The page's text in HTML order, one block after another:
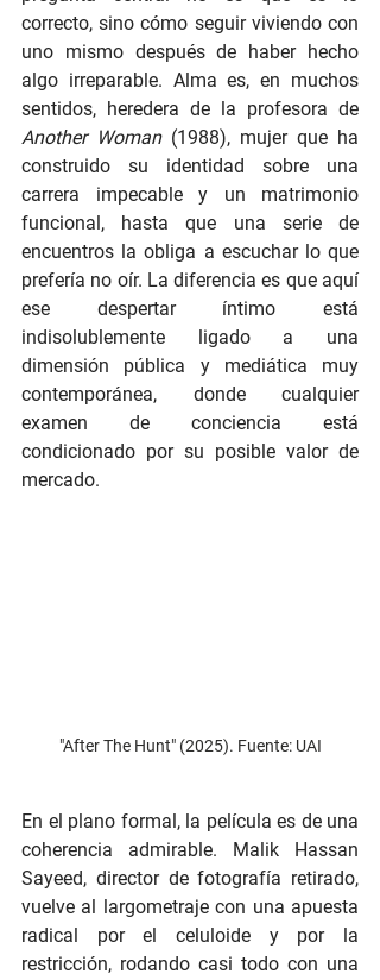
correcto, sino cómo seguir viviendo con
uno mismo después de haber hecho
algo irreparable. Alma es, en muchos
Another Woman (1988), mujer que ha
construido su identidad sobre una
carrera impecable y un matrimonio
funcional, hasta que una serie de
encuentros la obliga a escuchar lo que
prefería no oír. La diferencia es que aquí
ese despertar íntimo está
indisolublemente ligado a una
dimensión pública y mediática muy
contemporánea, donde cualquier
examen de conciencia está
condicionado por su posible valor de
mercado.
"After The Hunt" (2025). Fuente: UAI
En el plano formal, la película es de una
coherencia admirable. Malik Hassan
Sayeed, director de fotografía retirado,
vuelve al largometraje con una apuesta
radical por el celuloide y por la
restricción, rodando casi todo con una